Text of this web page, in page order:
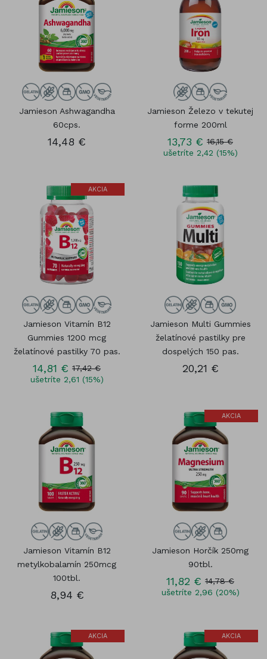
Jamieson Ashwagandha
60cps.
14,48 €
Jamieson Železo v tekutej
forme 200ml
13,73 € 16,15 €
ušetríte 2,42 (15%)
AKCIA
Jamieson Vitamín B12
Gummies 1200 mcg
želatínové pastilky 70 pas.
14,81 € 17,42 €
ušetríte 2,61 (15%)
Jamieson Multi Gummies
želatínové pastilky pre
dospelých 150 pas.
20,21 €
Jamieson Vitamín B12
metylkobalamín 250mcg
100tbl.
8,94 €
AKCIA
Jamieson Horčík 250mg
90tbl.
11,82 € 14,78 €
ušetríte 2,96 (20%)
AKCIA AKCIA